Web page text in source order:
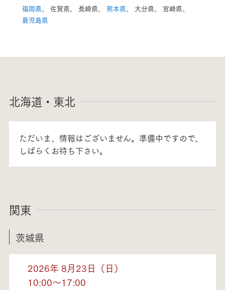
福岡県 佐賀県、 長崎県、 熊本県 大分県、
宮崎県、
鹿児島県
北海道・東北
ただいま、情報はございません。準備中ですので、
しばらくお待ち下さい。
関東
茨城県
2026年 8月23日（日）
10:00～17:00